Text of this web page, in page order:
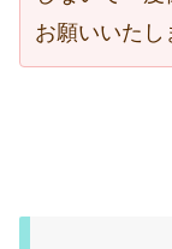
お願いいたし